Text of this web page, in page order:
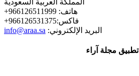
المملكة العربية السعودية
+هاتف: 966126511999
+فاكس:966126531375
info@araa.sa :البريد الإلكتروني
تطبيق مجلة آراء